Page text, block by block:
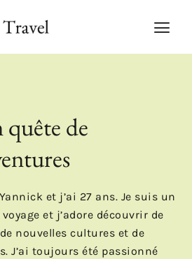
de
et j’ai 27 ans. Je suis un
et j’adore découvrir de
nouvelles cultures et de
J’ai toujours été passionné